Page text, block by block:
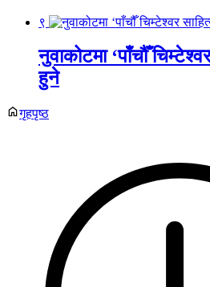
९
नुवाकोटमा ‘पाँचौँ
हुने
गृहपृष्ठ